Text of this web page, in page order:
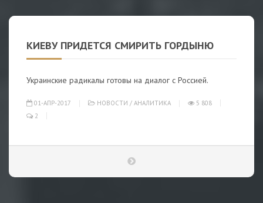
КИЕВУ ПРИДЕТСЯ СМИРИТЬ ГОРДЫНЮ
Украинские радикалы готовы на диалог с Россией.
01-АПР-2017 НОВОСТИ / АНАЛИТИКА
5 808
2